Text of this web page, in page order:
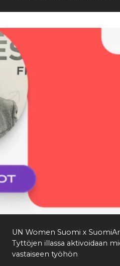
UN Women Suomi x
Tyttöjen illassa aktivoidaan
vastaiseen työhön